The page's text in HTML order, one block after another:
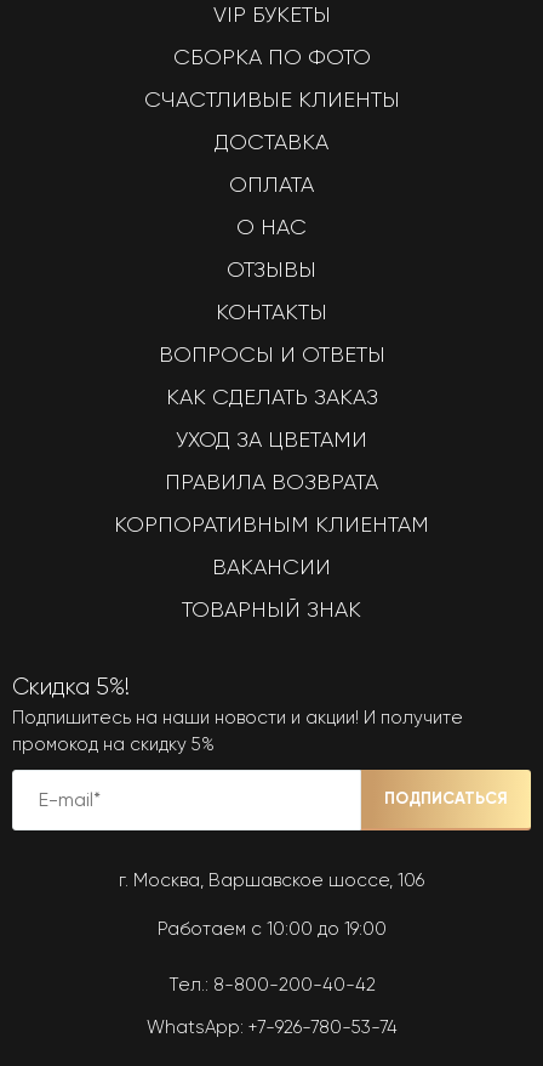
VIP БУКЕТЫ
СБОРКА ПО ФОТО
СЧАСТЛИВЫЕ КЛИЕНТЫ
ДОСТАВКА
ОПЛАТА
О НАС
ОТЗЫВЫ
КОНТАКТЫ
ВОПРОСЫ И ОТВЕТЫ
КАК СДЕЛАТЬ ЗАКАЗ
УХОД ЗА ЦВЕТАМИ
ПРАВИЛА ВОЗВРАТА
КОРПОРАТИВНЫМ КЛИЕНТАМ
ВАКАНСИИ
ТОВАРНЫЙ ЗНАК
Скидка 5%!
Подпишитесь на наши новости и акции! И получите
промокод на скидку 5%
ПОДПИСАТЬСЯ
г. Москва, Варшавское шоссе, 106
Работаем с 10:00 до 19:00
Тел.: 8-800-200-40-42
WhatsApp: +7-926-780-53-74